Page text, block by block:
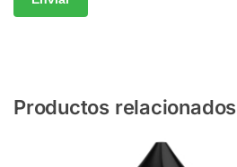
Productos relacionados